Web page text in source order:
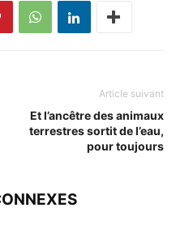
Article suivant
Et l’ancêtre des animaux
terrestres sortit de l’eau,
pour toujours